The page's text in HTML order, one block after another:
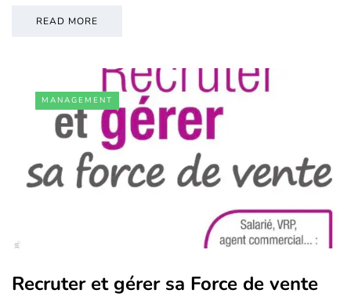
READ MORE
MANAGEMENT
Recruter et gérer sa Force de vente